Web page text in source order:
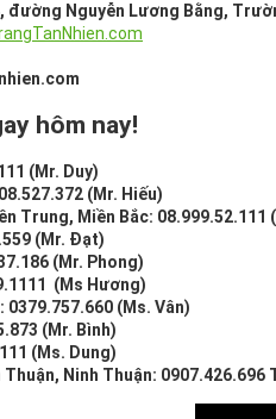
đường Nguyễn Lương Bằng,
hôm nay!
(Mr. Duy)
(Mr. Hiếu)
Trung, Miền Bắc: 08.999.52.111
(Mr. Đạt)
(Mr. Phong)
(Ms Hương)
0379.757.660 (Ms. Vân)
(Mr. Bình)
(Ms. Dung)
Thuận, Ninh Thuận: 0907.426.696